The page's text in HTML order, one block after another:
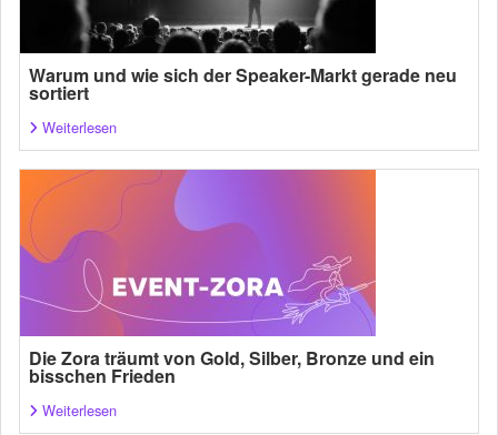
Warum und wie sich der Speaker-Markt gerade neu
sortiert
Weiterlesen
Die Zora träumt von Gold, Silber, Bronze und ein
bisschen Frieden
Weiterlesen